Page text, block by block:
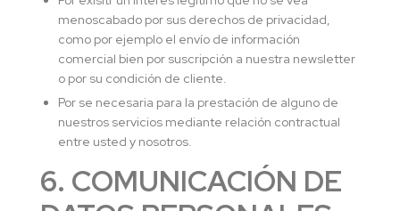
menoscabado por sus derechos de privacidad,
como por ejemplo el envío de información
comercial bien por suscripción a nuestra newsletter
o por su condición de cliente.
Por se necesaria para la prestación de alguno de
nuestros servicios mediante relación contractual
entre usted y nosotros.
6. COMUNICACIÓN DE